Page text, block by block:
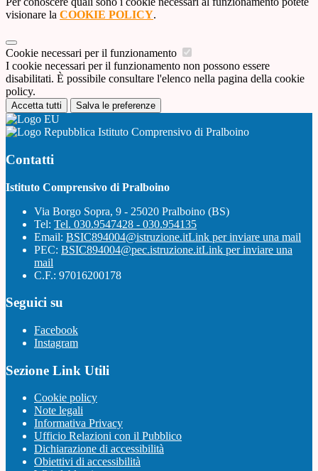
visionare la COOKIE POLICY.
Cookie necessari per il funzionamento
I cookie necessari per il funzionamento non possono essere
disabilitati. È possibile consultare l'elenco nella pagina della cookie
policy.
Accetta tutti Salva le preferenze
Istituto Comprensivo di Pralboino
Contatti
Istituto Comprensivo di Pralboino
Via Borgo Sopra, 9 - 25020 Pralboino (BS)
Tel: Tel. 030.9547428 - 030.954135
Email: BSIC894004@istruzione.itLink per inviare una mail
PEC: BSIC894004@pec.istruzione.itLink per inviare una
mail
C.F.: 97016200178
Seguici su
Facebook
Instagram
Sezione Link Utili
Cookie policy
Note legali
Informativa Privacy
Ufficio Relazioni con il Pubblico
Dichiarazione di accessibilità
Obiettivi di accessibilità